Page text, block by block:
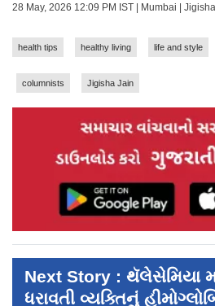
28 May, 2026 12:09 PM IST | Mumbai |
health tips healthy living life and style
columnists Jigisha Jain
Next Story : થૅલેસેમિયા
ધરાવતી વ્યક્તિનું